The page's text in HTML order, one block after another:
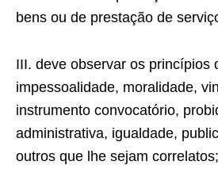
bens ou de prestação de
III. deve observar os princípios
impessoa­lidade, moralidade,
instrumento convocatório,
administrativa, igualdade,
outros que lhe sejam correlatos;